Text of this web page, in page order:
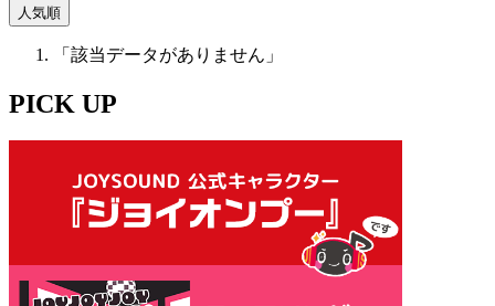
人気順
「該当データがありません」
PICK UP